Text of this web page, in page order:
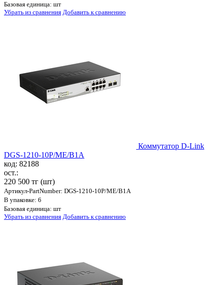
Базовая единица: шт
Убрать из сравнения Добавить к сравнению
Коммутатор D-Link
DGS-1210-10P/ME/B1A
код: 82188
ост.:
220 500 тг (шт)
Артикул-PartNumber: DGS-1210-10P/ME/B1A
В упаковке: 6
Базовая единица: шт
Убрать из сравнения Добавить к сравнению